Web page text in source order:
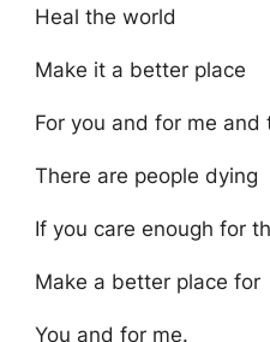
Heal the world
Make it a better place
For you and for me
There are people dying
If you care enough for
Make a better place for
You and for me.